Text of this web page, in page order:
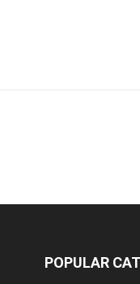
POPULAR